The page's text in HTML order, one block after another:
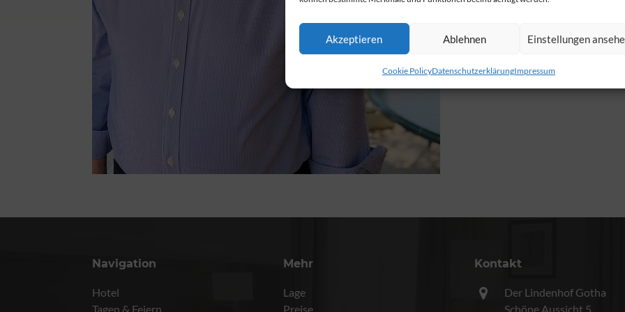
Akzeptieren Ablehnen Einstellungen
Cookie PolicyDatenschutzerklärungImpressum
Navigation
Hotel
Tagen & Feiern
Mehr
Lage
Preise
Kontakt
Der Lindenhof Gotha
Schöne Aussicht 5